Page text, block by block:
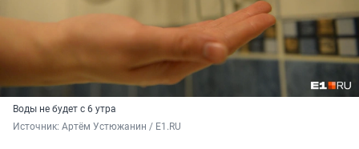
Воды не будет с 6 утра
Источник: Артём Устюжанин / E1.RU